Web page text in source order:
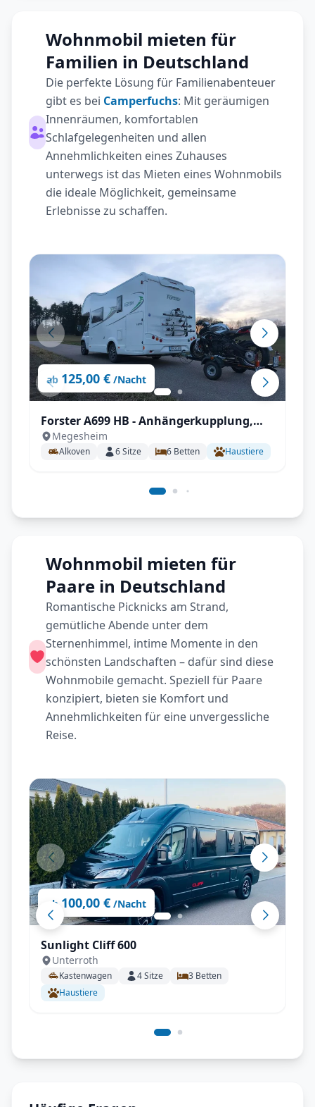
Wohnmobil mieten für
Familien in Deutschland
Die perfekte Lösung für Familienabenteuer
gibt es bei Camperfuchs: Mit geräumigen
Innenräumen, komfortablen
Schlafgelegenheiten und allen
Annehmlichkeiten eines Zuhauses
unterwegs ist das Mieten eines Wohnmobils
die ideale Möglichkeit, gemeinsame
Erlebnisse zu schaffen.
ab 125,00 € /Nacht
Forster A699 HB - Anhängerkupplung,
Markise, Fahrradträger,
Fahrerhausverdunklung uvm.
Megesheim
Alkoven 6Sitze 6 Betten Haustiere
Wohnmobil mieten für
Paare in Deutschland
Romantische Picknicks am Strand,
gemütliche Abende unter dem
Sternenhimmel, intime Momente in den
schönsten Landschaften – dafür sind diese
Wohnmobile gemacht. Speziell für Paare
konzipiert, bieten sie Komfort und
Annehmlichkeiten für eine unvergessliche
Reise.
ab 100,00 € /Nacht
Sunlight Cliff 600
Unterroth
Kastenwagen 4Sitze 3 Betten
Haustiere